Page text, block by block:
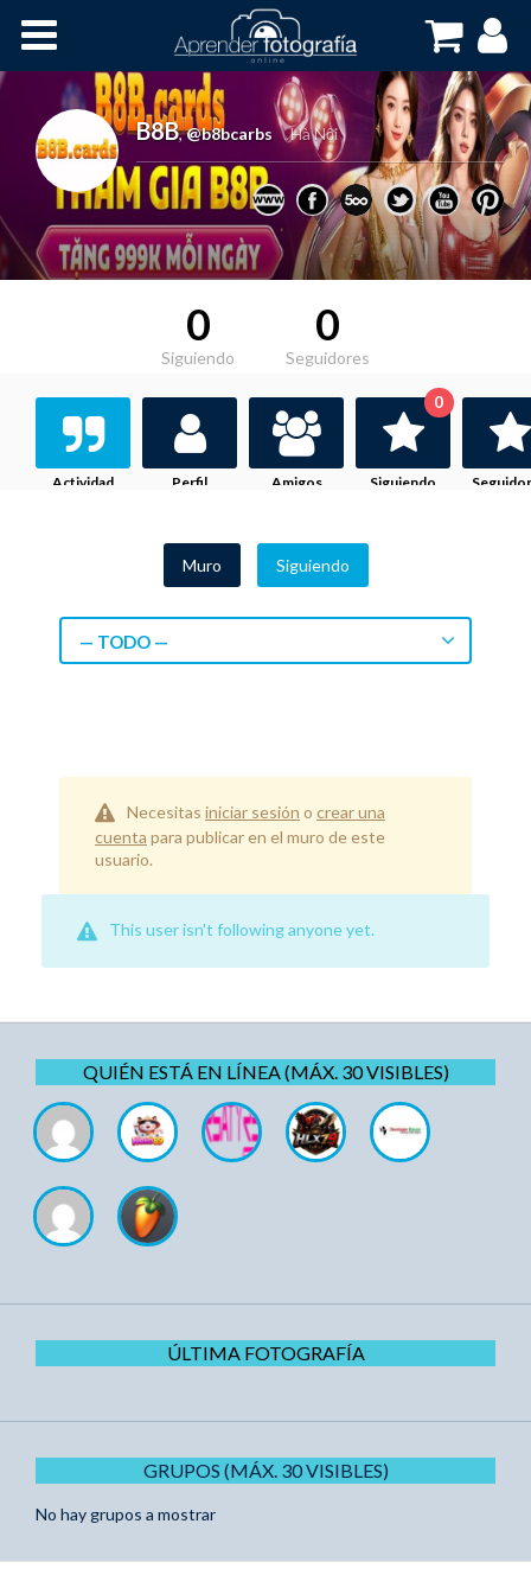
Cursos OnLine
B8B,@b8bcarbs Hà Nội
0
Siguiendo
0
Seguidores
Actividad Perfil Amigos Siguiendo
0
Muro Siguiendo
— TODO —
Necesitas iniciar sesión o crear una
cuenta para publicar en el muro de este
usuario.
This user isn't following anyone yet.
QUIÉN ESTÁ EN LÍNEA (MÁX. 30 VISIBLES)
ÚLTIMA FOTOGRAFÍA
GRUPOS (MÁX. 30 VISIBLES)
No hay grupos a mostrar